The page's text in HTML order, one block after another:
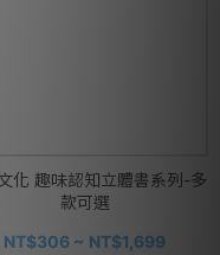
化 趣味認知立體書系列-多
款可選
NT$306 ~ NT$1,699